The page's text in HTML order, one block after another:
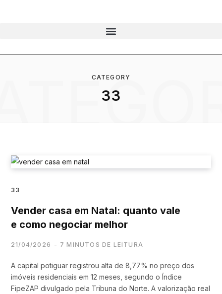
CATEGORY
33
33
Vender casa em Natal: quanto vale
e como negociar melhor
21/04/2026 7 MINUTOS DE LEITURA
A capital potiguar registrou alta de 8,77% no preço dos
imóveis residenciais em 12 meses, segundo o Índice
FipeZAP divulgado pela Tribuna do Norte. A valorização real